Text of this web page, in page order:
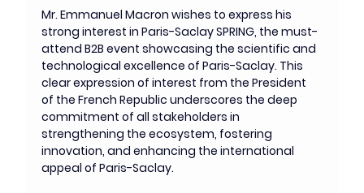
Mr. Emmanuel Macron wishes to express his
strong interest in Paris-Saclay SPRING, the must-
attend B2B event showcasing the scientific and
technological excellence of Paris-Saclay. This
clear expression of interest from the President
of the French Republic underscores the deep
commitment of all stakeholders in
strengthening the ecosystem, fostering
innovation, and enhancing the international
appeal of Paris-Saclay.